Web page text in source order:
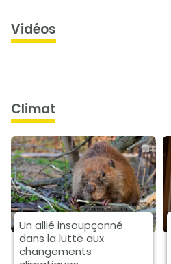
Vidéos
climat
Un allié insoupçonné
dans la lutte aux
changements